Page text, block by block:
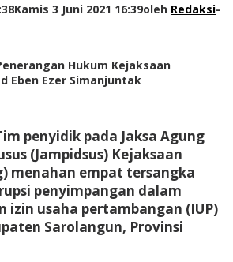
Kamis 3 Juni 2021 16:39oleh Redaksi-
Hukum Kejaksaan
Eben Ezer Simanjuntak
penyidik pada Jaksa Agung
(Jampidsus) Kejaksaan
menahan empat tersangka
penyimpangan dalam
izin usaha pertambangan (IUP)
Sarolangun, Provinsi